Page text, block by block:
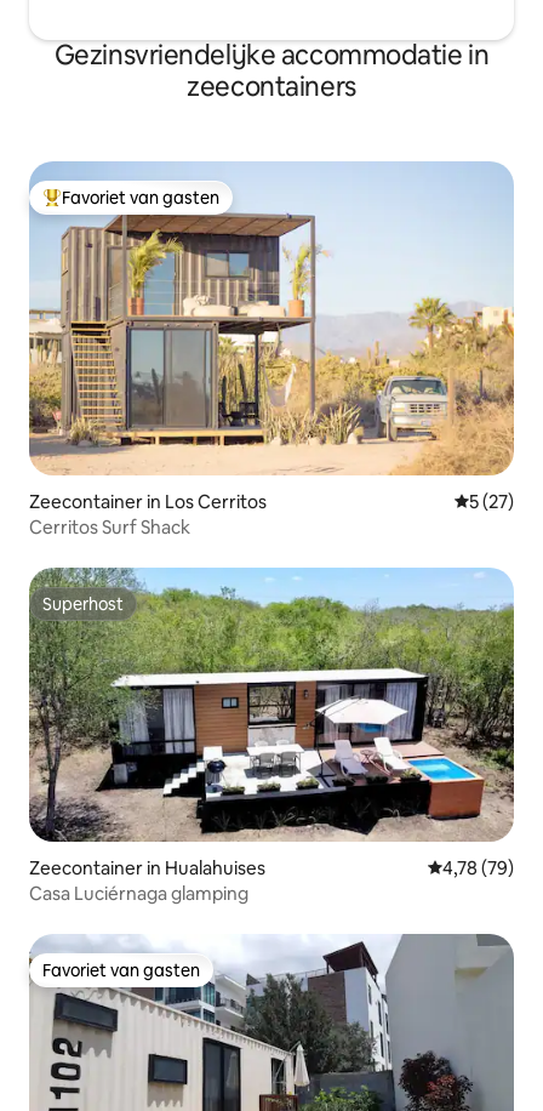
Gezinsvriendelijke accommodatie in
zeecontainers
Topfavoriet van gasten
Favoriet van gasten
Zeecontainer in Los Cerritos
5 (27)
Cerritos Surf Shack
Superhost
Superhost
Zeecontainer in Hualahuises Gemiddelde
4,78 (79)
Casa Luciérnaga glamping
Favoriet van gasten
Favoriet van gasten